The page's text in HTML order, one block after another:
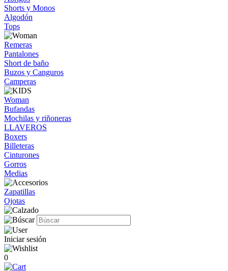
Shorts y Monos
Algodón
Tops
Remeras
Pantalones
Short de baño
Buzos y Canguros
Camperas
Woman
Bufandas
Mochilas y riñoneras
LLAVEROS
Boxers
Billeteras
Cinturones
Gorros
Medias
Zapatillas
Ojotas
Iniciar sesión
0